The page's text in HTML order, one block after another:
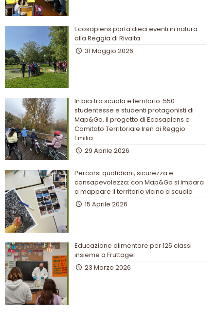
Ecosapiens porta dieci eventi in natura
alla Reggia di Rivalta
31 Maggio 2026
In bici tra scuola e territorio: 550
studentesse e studenti protagonisti di
Map&Go, il progetto di Ecosapiens e
Comitato Territoriale Iren di Reggio
Emilia
29 Aprile 2026
Percorsi quotidiani, sicurezza e
consapevolezza: con Map&Go si impara
a mappare il territorio vicino a scuola
15 Aprile 2026
Educazione alimentare per 125 classi
insieme a Fruttagel
23 Marzo 2026